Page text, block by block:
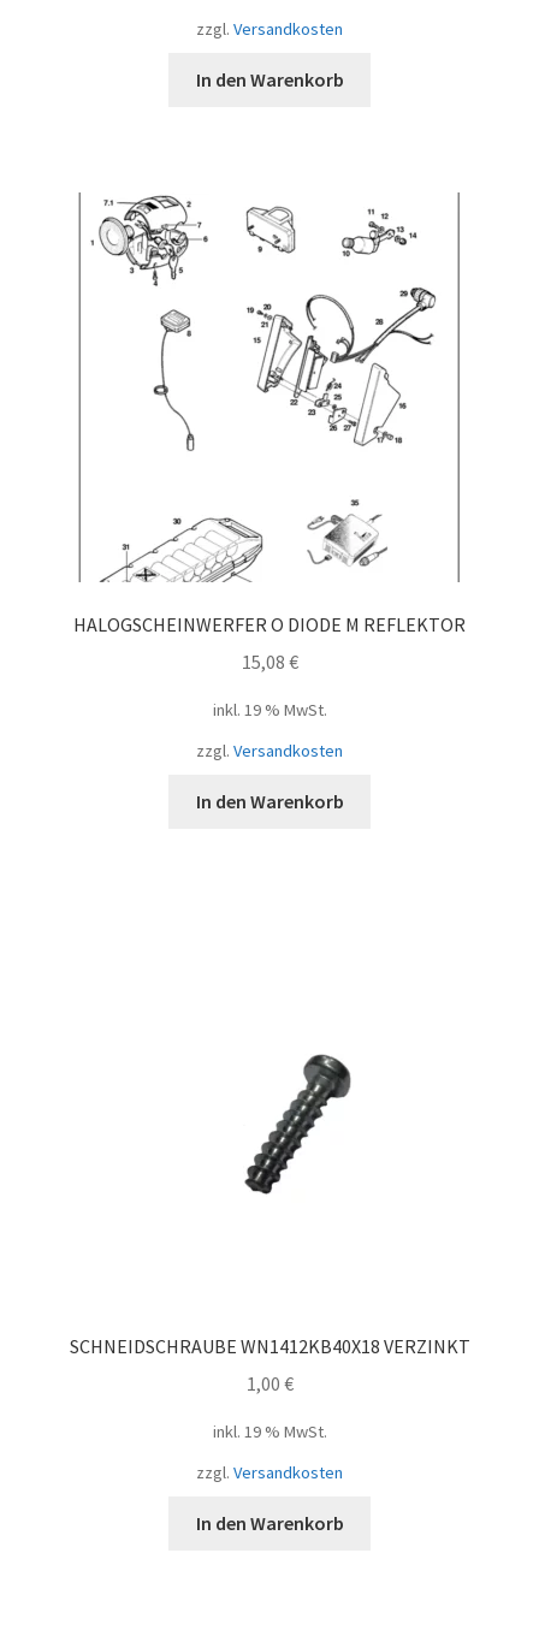
zzgl. Versandkosten
In den Warenkorb
HALOGSCHEINWERFER O DIODE M REFLEKTOR
15,08 €
inkl. 19 % MwSt.
zzgl. Versandkosten
In den Warenkorb
SCHNEIDSCHRAUBE WN1412KB40X18 VERZINKT
1,00 €
inkl. 19 % MwSt.
zzgl. Versandkosten
In den Warenkorb